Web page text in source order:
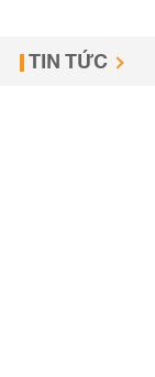
TIN TỨC